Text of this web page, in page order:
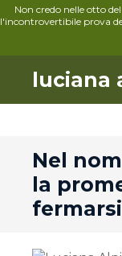
Non credo nelle otto
l'incontrovertibile prova
luciana
Nel
la
fermarsi